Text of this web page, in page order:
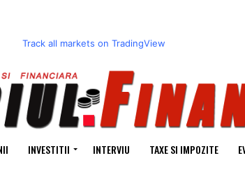
Track all markets on TradingView
INVESTITII INTERVIU TAXE SI IMPOZITE